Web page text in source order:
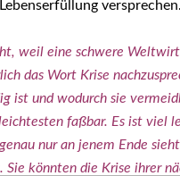
weil eine schwe­re
das Wort Kri­se
ist und wodurch sie
faß­bar. Es ist
nur an jenem Ende
. Sie könn­ten die Kri­se ihrer